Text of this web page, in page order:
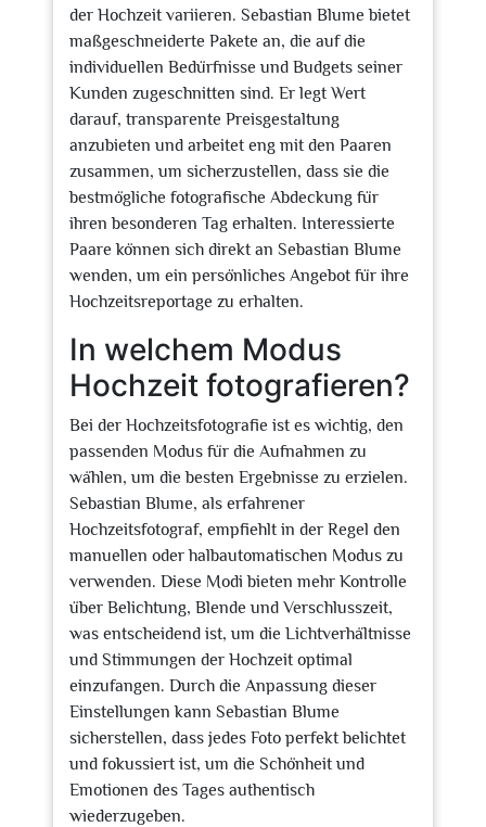
der Hochzeit variieren. Sebastian Blume bietet
maßgeschneiderte Pakete an, die auf die
individuellen Bedürfnisse und Budgets seiner
Kunden zugeschnitten sind. Er legt Wert
darauf, transparente Preisgestaltung
anzubieten und arbeitet eng mit den Paaren
zusammen, um sicherzustellen, dass sie die
bestmögliche fotografische Abdeckung für
ihren besonderen Tag erhalten. Interessierte
Paare können sich direkt an Sebastian Blume
wenden, um ein persönliches Angebot für ihre
Hochzeitsreportage zu erhalten.
In welchem Modus
Hochzeit fotografieren?
Bei der Hochzeitsfotografie ist es wichtig, den
passenden Modus für die Aufnahmen zu
wählen, um die besten Ergebnisse zu erzielen.
Sebastian Blume, als erfahrener
Hochzeitsfotograf, empfiehlt in der Regel den
manuellen oder halbautomatischen Modus zu
verwenden. Diese Modi bieten mehr Kontrolle
über Belichtung, Blende und Verschlusszeit,
was entscheidend ist, um die Lichtverhältnisse
und Stimmungen der Hochzeit optimal
einzufangen. Durch die Anpassung dieser
Einstellungen kann Sebastian Blume
sicherstellen, dass jedes Foto perfekt belichtet
und fokussiert ist, um die Schönheit und
Emotionen des Tages authentisch
wiederzugeben.